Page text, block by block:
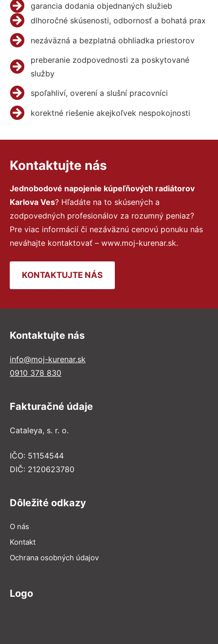
garancia dodania objednaných služieb
dlhoročné skúsenosti, odbornosť a bohatá prax
nezáväzná a bezplatná obhliadka priestorov
preberanie zodpovednosti za poskytované
služby
spoľahliví, overení a slušní pracovníci
korektné riešenie akejkoľvek nespokojnosti
Kontaktujte nás
Jednobodové napojenie kúpeľňových radiátorov
Karlova Ves? Hľadáte na to skúsených a
zodpovedných profesionálov za rozumný peniaz?
Pre viac informácií či nezáväznú cenovú ponuku nás
neváhajte kontaktovať – www.moj-kurenar.sk.
KONTAKTUJTE NÁS
Kontaktujte nás
info@moj-kurenar.sk
0910 378 830
Fakturačné údaje
Cataleya, s. r. o.
IČO: 51154544
DIČ: 2120623780
Dôležité odkazy
O nás
Kontakt
Ochrana osobných údajov
Logo